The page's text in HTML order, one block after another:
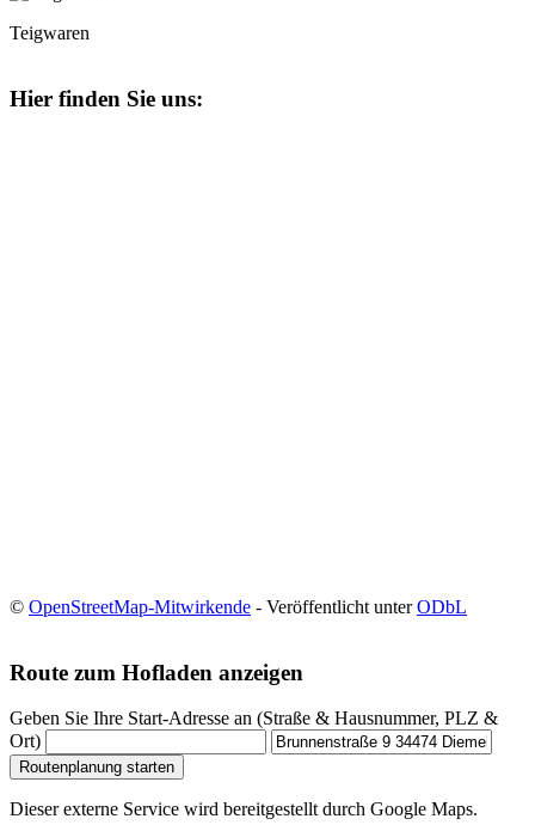
Teigwaren
Hier finden Sie uns:
© OpenStreetMap-Mitwirkende - Veröffentlicht unterODbL
Route zum Hofladen anzeigen
Geben Sie Ihre Start-Adresse an (Straße & Hausnummer, PLZ &
Ort)
Routenplanung starten
Dieser externe Service wird bereitgestellt durch Google Maps.